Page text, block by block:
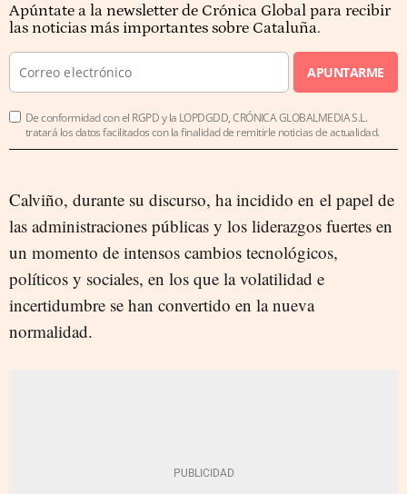
Apúntate a la newsletter de Crónica Global para recibir
las noticias más importantes sobre Cataluña.
APUNTARME
De conformidad con el RGPD y la LOPDGDD, CRÓNICA GLOBALMEDIA S.L.
tratará los datos facilitados con la finalidad de remitirle noticias de actualidad.
Calviño, durante su discurso, ha incidido en el papel de
las administraciones públicas y los liderazgos fuertes en
un momento de intensos cambios tecnológicos,
políticos y sociales, en los que la volatilidad e
incertidumbre se han convertido en la nueva
normalidad.